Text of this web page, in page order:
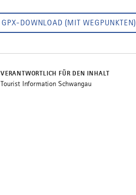
GPX-DOWNLOAD (MIT WEGPUNKTEN)
VERANTWORTLICH FÜR DEN INHALT
Tourist Information Schwangau